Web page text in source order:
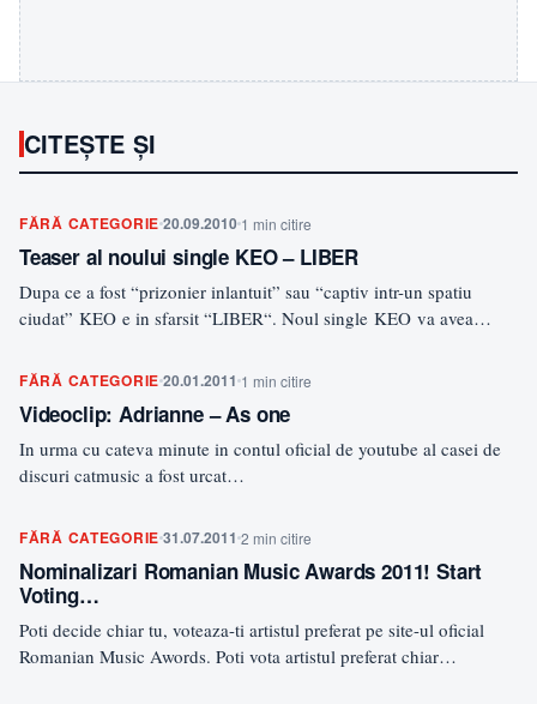
CITEȘTE ȘI
FĂRĂ CATEGORIE20.09.2010 1 min citire
Teaser al noului single KEO – LIBER
Dupa ce a fost “prizonier inlantuit” sau “captiv intr-un spatiu
ciudat” KEO e in sfarsit “LIBER“. Noul single KEO va avea
FĂRĂ CATEGORIE20.01.2011 1 min citire
Videoclip: Adrianne – As one
In urma cu cateva minute in contul oficial de youtube al casei de
discuri catmusic a fost urcat…
FĂRĂ CATEGORIE31.07.20112 min citire
Nominalizari Romanian Music Awards 2011! Start
Voting…
Poti decide chiar tu, voteaza-ti artistul preferat pe site-ul oficial
Romanian Music Awords. Poti vota artistul preferat chiar…